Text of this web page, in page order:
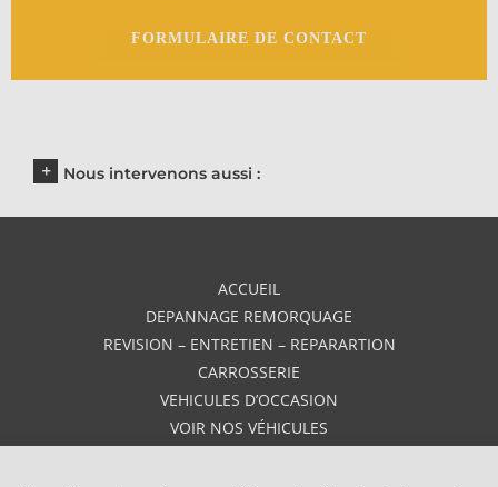
FORMULAIRE DE CONTACT
Nous intervenons aussi :
ACCUEIL
DEPANNAGE REMORQUAGE
REVISION – ENTRETIEN – REPARARTION
CARROSSERIE
VEHICULES D’OCCASION
VOIR NOS VÉHICULES